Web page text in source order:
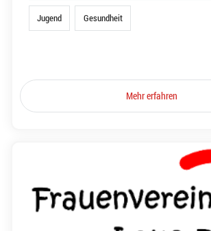
Jugend Gesundheit
Mehr erfahren